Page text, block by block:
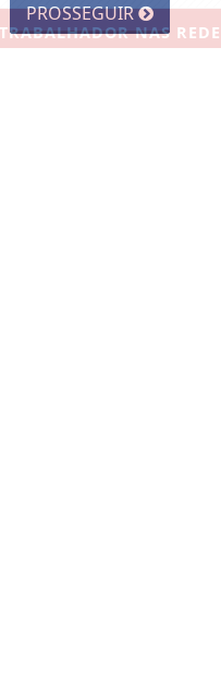
NAS
PROSSEGUIR